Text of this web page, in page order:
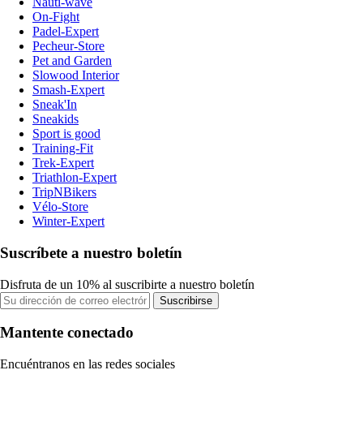
On-Fight
Padel-Expert
Pecheur-Store
Pet and Garden
Slowood Interior
Smash-Expert
Sneak'In
Sneakids
Sport is good
Training-Fit
Trek-Expert
Triathlon-Expert
TripNBikers
Vélo-Store
Winter-Expert
Suscríbete a nuestro boletín
Disfruta de un 10% al suscribirte a nuestro boletín
Suscribirse
Mantente conectado
Encuéntranos en las redes sociales